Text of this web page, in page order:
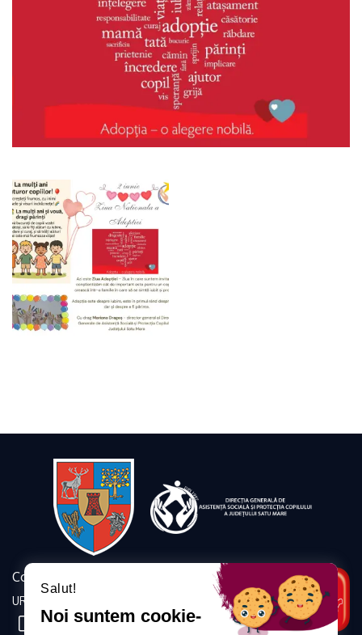
Contact
URMĂRIȚI-NE
Salut!
Noi suntem cookie-